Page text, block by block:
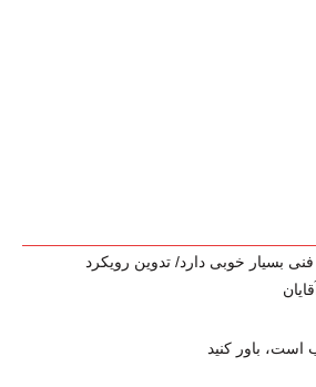
فنی بسیار خوبی دارد/ تدوین رویکرد
است، باور کنید